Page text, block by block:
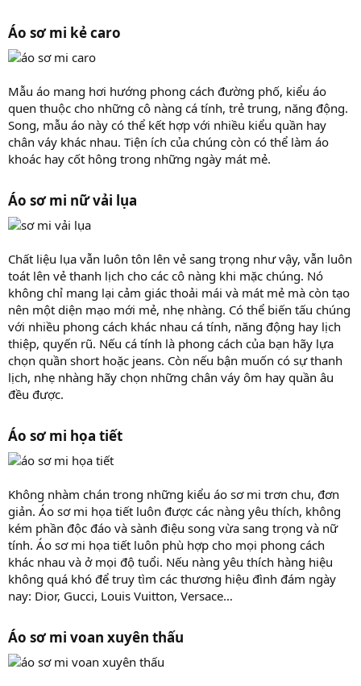
Áo sơ mi kẻ caro
Mẫu áo mang hơi hướng phong cách đường phố, kiểu áo
quen thuộc cho những cô nàng cá tính, trẻ trung, năng động.
Song, mẫu áo này có thể kết hợp với nhiều kiểu quần hay
chân váy khác nhau. Tiện ích của chúng còn có thể làm áo
khoác hay cốt hông trong những ngày mát mẻ.
Áo sơ mi nữ vải lụa
Chất liệu lụa vẫn luôn tôn lên vẻ sang trọng như vậy, vẫn luôn
toát lên vẻ thanh lịch cho các cô nàng khi mặc chúng. Nó
không chỉ mang lại cảm giác thoải mái và mát mẻ mà còn tạo
nên một diện mạo mới mẻ, nhẹ nhàng. Có thể biến tấu chúng
với nhiều phong cách khác nhau cá tính, năng động hay lịch
thiệp, quyến rũ. Nếu cá tính là phong cách của bạn hãy lựa
chọn quần short hoặc jeans. Còn nếu bận muốn có sự thanh
lịch, nhẹ nhàng hãy chọn những chân váy ôm hay quần âu
đều được.
Áo sơ mi họa tiết
Không nhàm chán trong những kiểu áo sơ mi trơn chu, đơn
giản. Áo sơ mi họa tiết luôn được các nàng yêu thích, không
kém phần độc đáo và sành điệu song vừa sang trọng và nữ
tính. Áo sơ mi họa tiết luôn phù hợp cho mọi phong cách
khác nhau và ở mọi độ tuổi. Nếu nàng yêu thích hàng hiệu
không quá khó để truy tìm các thương hiệu đình đám ngày
nay: Dior, Gucci, Louis Vuitton, Versace…
Áo sơ mi voan xuyên thấu